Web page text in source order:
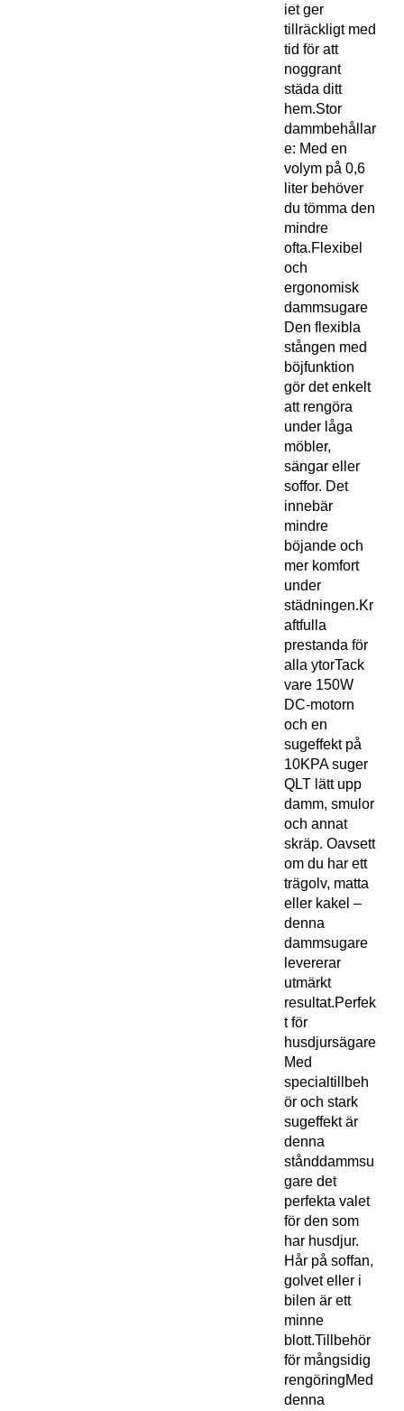
iet ger
tillräckligt med
tid för att
noggrant
städa ditt
hem.Stor
dammbehållar
e: Med en
volym på 0,6
liter behöver
du tömma den
mindre
ofta.Flexibel
och
ergonomisk
dammsugare
Den flexibla
stången med
böjfunktion
gör det enkelt
att rengöra
under låga
möbler,
sängar eller
soffor. Det
innebär
mindre
böjande och
mer komfort
under
städningen.Kr
aftfulla
prestanda för
alla ytorTack
vare 150W
DC-motorn
och en
sugeffekt på
10KPA suger
QLT lätt upp
damm, smulor
och annat
skräp. Oavsett
om du har ett
trägolv, matta
eller kakel –
denna
dammsugare
levererar
utmärkt
resultat.Perfek
t för
husdjursägare
Med
specialtillbeh
ör och stark
sugeffekt är
denna
stånddammsu
gare det
perfekta valet
för den som
har husdjur.
Hår på soffan,
golvet eller i
bilen är ett
minne
blott.Tillbehör
för mångsidig
rengöringMed
denna